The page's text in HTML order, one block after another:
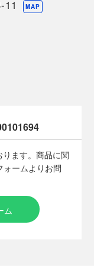
すが、大きなダメ
トにご注意くださ
を無断盗用した『偽
ください。
11 MAP
ます。商品に関
ームよりお問
ム